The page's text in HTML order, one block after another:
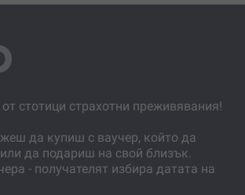
стотици страхотни преживявания!
да купиш с ваучер, който да
да подариш на свой близък.
- получателят избира датата на